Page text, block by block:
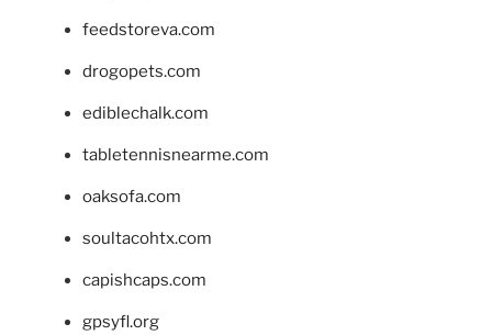
feedstoreva.com
drogopets.com
ediblechalk.com
tabletennisnearme.com
oaksofa.com
soultacohtx.com
capishcaps.com
gpsyfl.org